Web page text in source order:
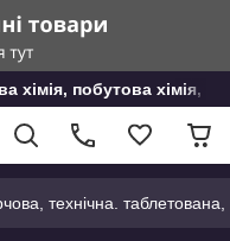
побутова хімія,
технічна.